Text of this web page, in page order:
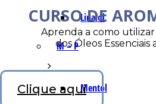
Linalol
M – P
Mentol
CURSO DE
Aprenda a como
dos Óleos Essenciais
Clique aqui